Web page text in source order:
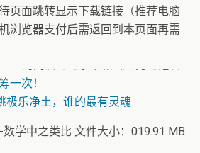
页面跳转显示下载链接（推荐电脑
浏览器支付后需返回到本页面再需
的网友为电子书籍《动力电池管
一次！
乐净土，谁的最有灵魂
的网友为电子书籍《动力电池管
一次！
学中之类比 文件大小：019.91 MB